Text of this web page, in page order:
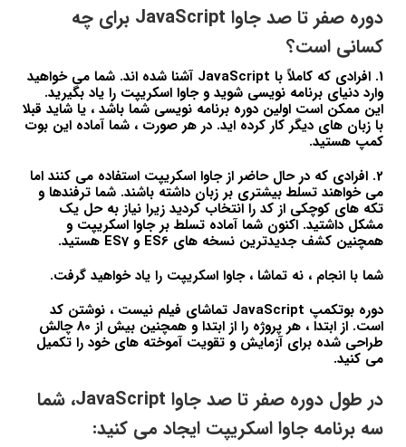
دوره صفر تا صد جاوا JavaScript برای چه
کسانی است؟
1. افرادی که کاملاً با JavaScript آشنا شده اند. شما می خواهید
وارد دنیای برنامه نویسی شوید و جاوا اسکریپت را یاد بگیرید.
این ممکن است اولین دوره برنامه نویسی شما باشد ، یا شاید قبلا
با زبان های دیگر کار کرده اید. در هر صورت ، شما آماده این بوت
کمپ هستید.
2. افرادی که در حال حاضر از جاوا اسکریپت استفاده می کنند اما
می خواهند تسلط بیشتری بر زبان داشته باشند. شما ترفندها و
تکه های کوچکی از کد را انتخاب کردید زیرا نیاز به حل یک
مشکل داشتید. اکنون شما آماده تسلط بر جاوا اسکریپت و
همچنین کشف جدیدترین نسخه های ES6 و ES7 هستید.
شما با انجام ، نه تماشا ، جاوا اسکریپت را یاد خواهید گرفت.
دوره بوتکمپ JavaScript تماشای فیلم نیست ، نوشتن کد
است. از ابتدا ، هر پروژه را از ابتدا و همچنین بیش از 80 چالش
طراحی شده برای آزمایش و تقویت آموخته های خود را تکمیل
می کنید.
در طول دوره صفر تا صد جاوا JavaScript، شما
سه برنامه جاوا اسکریپت ایجاد می کنید: